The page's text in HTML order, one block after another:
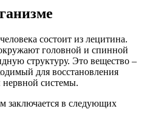
состоит из лецитина.
головной и спинной
структуру. Это вещество –
для восстановления
нервной системы.
заключается в следующих